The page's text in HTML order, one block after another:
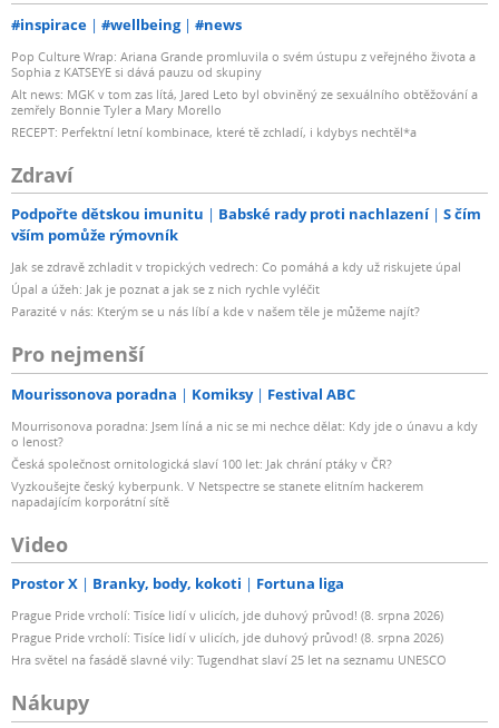
#inspirace #wellbeing #news
Pop Culture Wrap: Ariana Grande promluvila o svém ústupu z veřejného života a
Sophia z KATSEYE si dává pauzu od skupiny
Alt news: MGK v tom zas lítá, Jared Leto byl obviněný ze sexuálního obtěžování a
zemřely Bonnie Tyler a Mary Morello
RECEPT: Perfektní letní kombinace, které tě zchladí, i kdybys nechtěl*a
Zdraví
Podpořte dětskou imunitu Babské rady proti nachlazení
S čím
vším pomůže rýmovník
Jak se zdravě zchladit v tropických vedrech: Co pomáhá a kdy už riskujete úpal
Úpal a úžeh: Jak je poznat a jak se z nich rychle vyléčit
Parazité v nás: Kterým se u nás líbí a kde v našem těle je můžeme najít?
Pro nejmenší
Mourissonova poradna Komiksy Festival ABC
Mourrisonova poradna: Jsem líná a nic se mi nechce dělat: Kdy jde o únavu a kdy
o lenost?
Česká společnost ornitologická slaví 100 let: Jak chrání ptáky v ČR?
Vyzkoušejte český kyberpunk. V Netspectre se stanete elitním hackerem
napadajícím korporátní sítě
Video
Prostor X Branky, body, kokoti Fortuna liga
Prague Pride vrcholí: Tisíce lidí v ulicích, jde duhový průvod! (8. srpna 2026)
Prague Pride vrcholí: Tisíce lidí v ulicích, jde duhový průvod! (8. srpna 2026)
Hra světel na fasádě slavné vily: Tugendhat slaví 25 let na seznamu UNESCO
Nákupy